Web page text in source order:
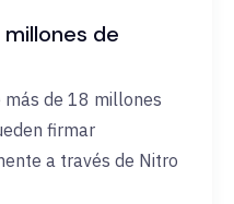
de
más de 18 millones
firmar
a través de Nitro